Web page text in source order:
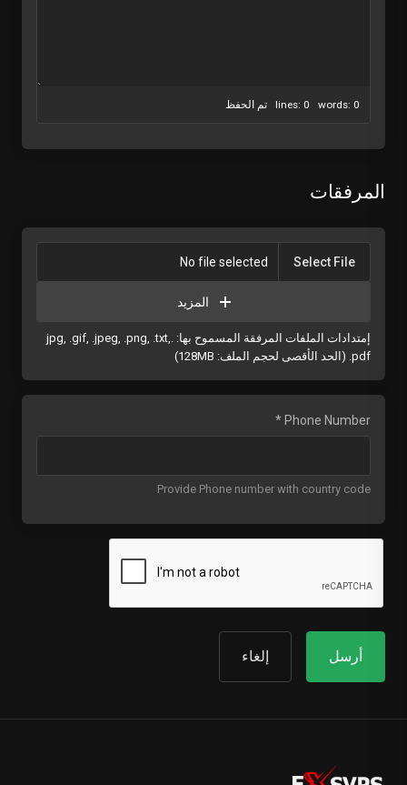
lines: 0 words: 0 تم الحفظ
المرفقات
Select File
No file selected
المزيد
إمتدادات الملفات المرفقة المسموح بها: .jpg, .gif, .jpeg, .png, .txt,
.pdf (الحد الأقصى لحجم الملف: 128MB)
Phone Number *
Provide Phone number with country code
إلغاء